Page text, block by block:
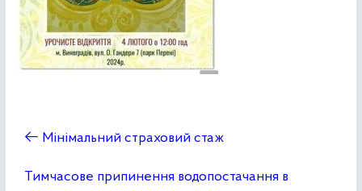
← Мінімальний страховий стаж
Тимчасове припинення водопостачання в